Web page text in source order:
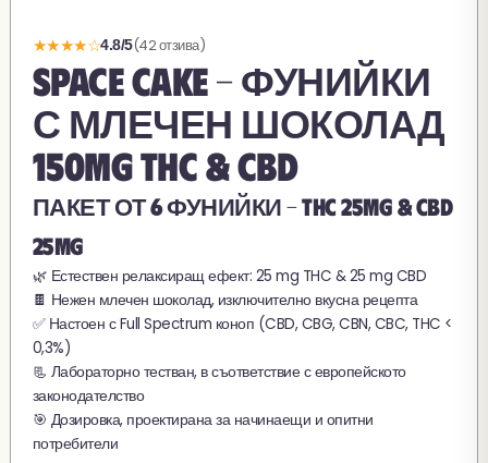
★★★★☆4.8/5(42 отзива)
SPACE CAKE - ФУНИЙКИ
С МЛЕЧЕН ШОКОЛАД
150MG THC & CBD
ПАКЕТ ОТ 6 ФУНИЙКИ - THC 25MG & CBD
25MG
🌿 Естествен релаксиращ ефект: 25 mg THC & 25 mg CBD
🍫 Нежен млечен шоколад, изключително вкусна рецепта
✅ Настоен с Full Spectrum коноп (CBD, CBG, CBN, CBC, THC <
0,3%)
📃 Лабораторно тестван, в съответствие с европейското
законодателство
🎯 Дозировка, проектирана за начинаещи и опитни
потребители